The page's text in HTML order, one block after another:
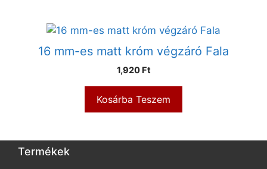
16 mm-es matt króm végzáró Fala
1,920 Ft
Kosárba Teszem
Termékek